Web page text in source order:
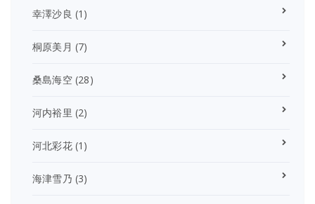
幸澤沙良 (1)
桐原美月 (7)
桑島海空(28)
河内裕里 (2)
河北彩花(1)
海津雪乃 (3)